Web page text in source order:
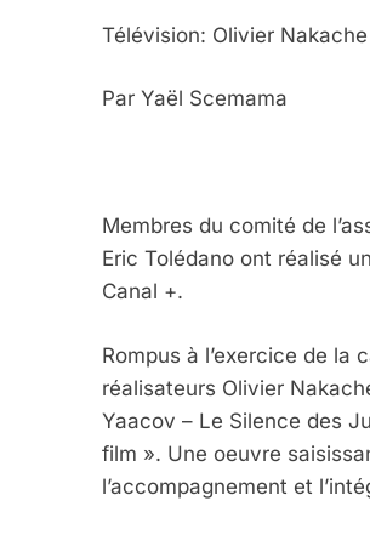
Télévision: Olivier
Par Yaël Scemama
Membres du comité de
Eric Tolédano ont réalisé
Canal +.
Rompus à l’exercice de la
réalisateurs Olivier
Yaacov – Le Silence des
film ». Une oeuvre
l’accompagnement et